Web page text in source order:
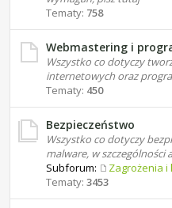
Tematy: 758
Webmastering i
Wszystko co dotyczy
internetowych oraz
Tematy: 450
Bezpieczeństwo
Wszystko co dotyczy
malware, w szczególności
Subforum:
Tematy: 3453